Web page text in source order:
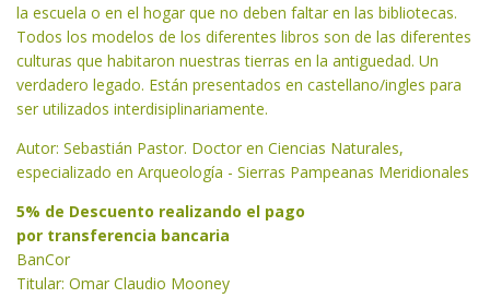
la escuela o en el hogar que no deben faltar en las bibliotecas.
Todos los modelos de los diferentes libros son de las diferentes
culturas que habitaron nuestras tierras en la antiguedad. Un
verdadero legado. Están presentados en castellano/ingles para
ser utilizados interdisiplinariamente.
Autor: Sebastián Pastor. Doctor en Ciencias Naturales,
especializado en Arqueología - Sierras Pampeanas Meridionales
5% de Descuento realizando el pago
por transferencia bancaria
BanCor
Titular: Omar Claudio Mooney